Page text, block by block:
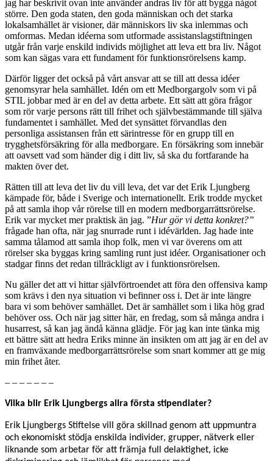
jag har beskrivit ovan inte använder andras liv för att bygga något
större. Den goda staten, den goda människan och det starka
lokalsamhället är visioner, där människors liv ska inlemmas och
omformas. Medan idéerna som utformade assistanslagstiftningen
utgår från varje enskild individs möjlighet att leva ett bra liv. Något
som kan sägas vara ett fundament för funktionsrörelsens kamp.
Därför ligger det också på vårt ansvar att se till att dessa idéer
genomsyrar hela samhället. Idén om ett Medborgargolv som vi på
STIL jobbar med är en del av detta arbete. Ett sätt att göra frågor
som rör varje persons rätt till frihet och självbestämmande till själva
fundamentet i samhället. Med det synsättet förvandlas den
personliga assistansen från ett särintresse för en grupp till en
trygghetsförsäkring för alla medborgare. En försäkring som innebär
att oavsett vad som händer dig i ditt liv, så ska du fortfarande ha
makten över det.
Rätten till att leva det liv du vill leva, det var det Erik Ljungberg
kämpade för, både i Sverige och internationellt. Erik trodde mycket
på att samla ihop vår rörelse till en modern medborgarrättsrörelse.
Erik var mycket mer praktisk än jag. ”Hur gör vi detta konkret?”
frågade han ofta, när jag snurrade runt i idévärlden. Jag hade inte
samma tålamod att samla ihop folk, men vi var överens om att
rörelser ska byggas kring samling runt just idéer. Organisationer och
stadgar finns det redan tillräckligt av i funktionsrörelsen.
Nu gäller det att vi hittar självförtroendet att föra den offensiva kamp
som krävs i den nya situation vi befinner oss i. Det är inte längre
bara vi som behöver samhället. Det är samhället som i lika hög grad
behöver oss. Och när jag sitter här, en fredag, som så många andra i
husarrest, så kan jag ändå känna glädje. För jag kan inte tänka mig
ett bättre sätt att hedra Eriks minne än insikten om att jag är en del av
en framväxande medborgarrättsrörelse som snart kommer att ge mig
min frihet åter.
– – – – – – –
Vilka blir Erik Ljungbergs allra första stipendiater?
Erik Ljungbergs Stiftelse vill göra skillnad genom att uppmuntra
och ekonomiskt stödja enskilda individer, grupper, nätverk eller
liknande som arbetar för att främja full delaktighet, icke